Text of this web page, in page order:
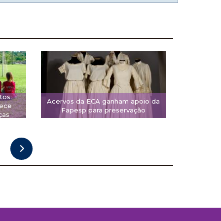
Acervos da ECA ganham apoio da
Fapesp para preservação